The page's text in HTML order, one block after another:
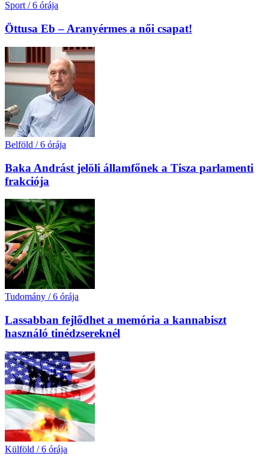
Sport / 6 órája
Öttusa Eb – Aranyérmes a női csapat!
Belföld / 6 órája
Baka Andrást jelöli államfőnek a Tisza parlamenti
frakciója
Tudomány / 6 órája
Lassabban fejlődhet a memória a kannabiszt
használó tinédzsereknél
Külföld / 6 órája